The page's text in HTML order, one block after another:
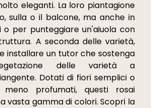
eleganti. La loro piantagione
sulla o il balcone, ma anche in
o per punteggiare un'aiuola con
A seconda delle varietà,
installare un tutor che sostenga
delle varietà a
Dotati di fiori semplici o
profumati, questi rosai
vasta gamma di colori. Scopri la